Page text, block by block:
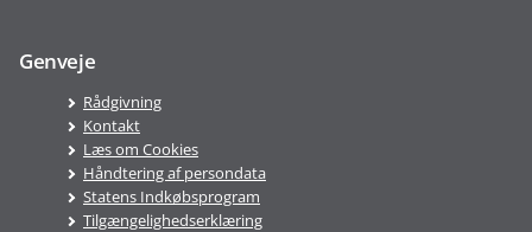
Genveje
Rådgivning
Kontakt
Læs om Cookies
Håndtering af persondata
Statens Indkøbsprogram
Tilgængelighedserklæring